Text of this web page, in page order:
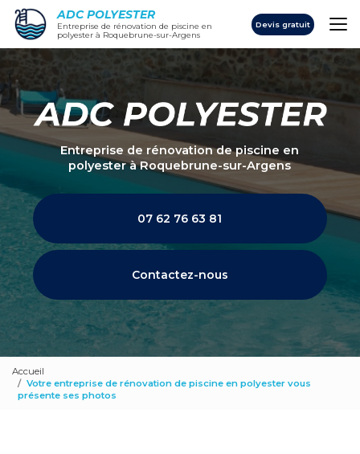
Aller
contenu
principal
ADC POLYESTER
Entreprise de rénovation de piscine en
polyester à Roquebrune-sur-Argens
Devis gratuit
Entreprise de rénovation de piscine en
polyesterà Roquebrune-sur-Argens
07 62 76 63 81
Contactez-nous
Accueil
Votre entreprise de rénovation de piscine en polyester vous
présente ses photos